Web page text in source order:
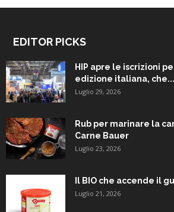
EDITOR PICKS
HIP apre le iscrizioni
edizione italiana, che...
Luglio 29, 2026
Rub per marinare la
Carne Bauer
Luglio 23, 2026
Il BIO che accende il
Luglio 21, 2026